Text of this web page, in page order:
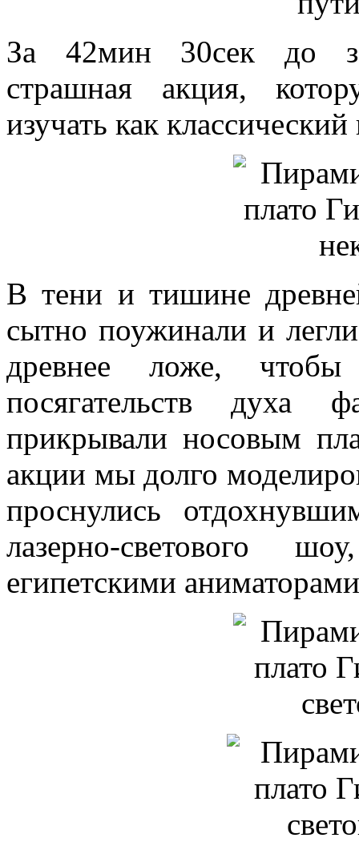
За 42мин 30сек до
страшная акция,
изучать как классический
В тени и тишине
сытно поужинали и
древнее ложе,
посягательств духа
прикрывали носовым
акции мы долго
проснулись
лазерно-светового
египетскими